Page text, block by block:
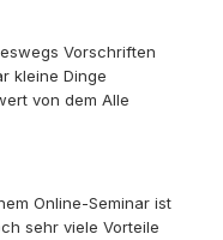
Vorschriften
kleine Dinge
von dem Alle
Online-Seminar ist
sehr viele Vorteile